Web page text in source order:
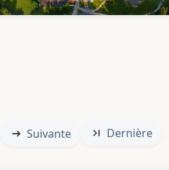
Suivante Dernière